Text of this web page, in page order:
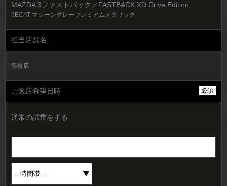
MAZDA 3ファストバック／FASTBACK XD Drive Edition
6ECAT マシーングレープレミアムメタリック
担当店舗名
藤枝店
ご来店希望日時 必須
通常の試乗をする